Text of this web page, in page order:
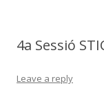
4a Sessió
Leave a reply